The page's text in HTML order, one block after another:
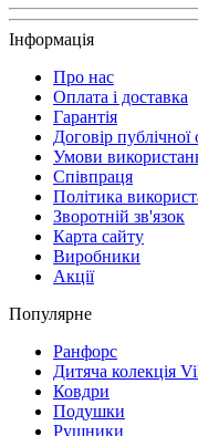
Інформація
Про нас
Оплата і доставка
Гарантія
Договір публічної
Умови
Співпраця
Політика
Зворотній зв'язок
Карта сайту
Виробники
Акції
Популярне
Ранфорс
Дитяча колекція
Ковдри
Подушки
Рушники